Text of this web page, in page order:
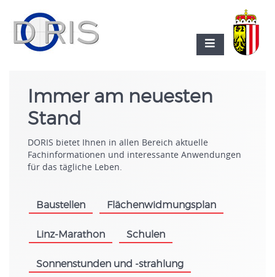
Immer am neuesten
Stand
DORIS bietet Ihnen in allen Bereich aktuelle
Fachinformationen und interessante Anwendungen
für das tägliche Leben.
Baustellen Flächenwidmungsplan
Linz-Marathon Schulen
Sonnenstunden und -strahlung